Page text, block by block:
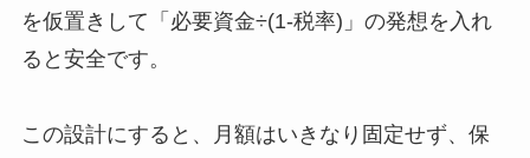
を仮置きして「必要資金÷(1-税率)」の発想を入れ
ると安全です。
この設計にすると、月額はいきなり固定せず、保